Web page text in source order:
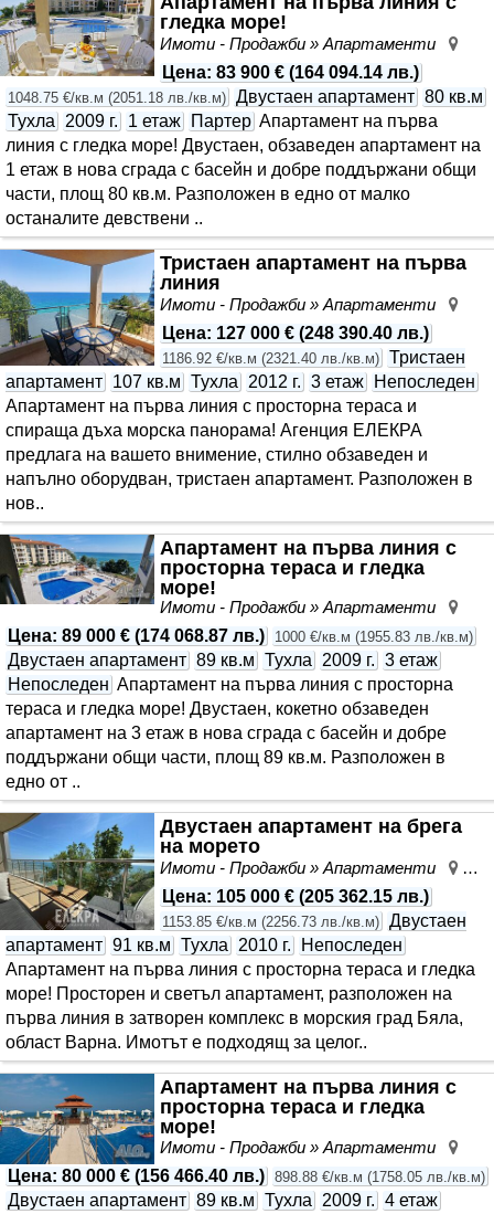
гледка море!
Имоти - Продажби » Апартаменти
Цена: 83 900 € (164 094.14 лв.)
1048.75 €/кв.м (2051.18 лв./кв.м) Двустаен апартамент 80 кв.м
Тухла
2009 г. 1 етаж Партер Апартамент на първа
линия с гледка море! Двустаен, обзаведен апартамент на
1 етаж в нова сграда с басейн и добре поддържани общи
части, площ 80 кв.м. Разположен в едно от малко
останалите девствени ..
Тристаен апартамент на първа
линия
Имоти - Продажби » Апартаменти
Цена: 127 000 € (248 390.40 лв.)
1186.92 €/кв.м (2321.40 лв./кв.м) Тристаен
апартамент 107 кв.м Тухла 2012 г. 3 етаж
Непоследен
Апартамент на първа линия с просторна тераса и
спираща дъха морска панорама! Агенция ЕЛЕКРА
предлага на вашето внимение, стилно обзаведен и
напълно оборудван, тристаен апартамент. Разположен в
нов..
Апартамент на първа линия с
просторна тераса и гледка
море!
Имоти - Продажби » Апартаменти
Цена: 89 000 € (174 068.87 лв.) 1000 €/кв.м (1955.83 лв./кв.м)
Двустаен апартамент 89 кв.м Тухла 2009 г. 3 етаж
Непоследен Апартамент на първа линия с просторна
тераса и гледка море! Двустаен, кокетно обзаведен
апартамент на 3 етаж в нова сграда с басейн и добре
поддържани общи части, площ 89 кв.м. Разположен в
едно от ..
Двустаен апартамент на брега
на морето
Имоти - Продажби » Апартаменти
Цена: 105 000 € (205 362.15 лв.)
1153.85 €/кв.м (2256.73 лв./кв.м) Двустаен
апартамент 91 кв.м Тухла 2010 г.
Непоследен
Апартамент на първа линия с просторна тераса и гледка
море! Просторен и светъл aпартамент, разположен на
първа линия в затворен комплекс в морския град Бяла,
област Варна. Имотът е подходящ за целог..
Апартамент на първа линия с
просторна тераса и гледка
море!
Имоти - Продажби » Апартаменти
Цена: 80 000 € (156 466.40 лв.) 898.88 €/кв.м (1758.05 лв./кв.м)
Двустаен апартамент 89 кв.м Тухла 2009 г. 4 етаж